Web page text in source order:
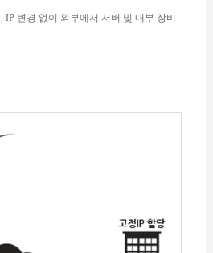
, IP 변경 없이 외부에서 서버 및 내부 장비